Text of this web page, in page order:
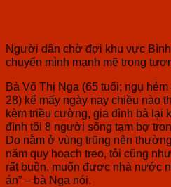
Người dân chờ đợi khu vực
chuyển mình mạnh mẽ trong
Bà Võ Thị Nga (65 tuổi; ngụ
28) kể mấy ngày nay chiều nào
kèm triều cường, gia đình bà lại
đình tôi 8 người sống tạm bợ
Do nằm ở vùng trũng nên
năm quy hoạch treo, tôi cũng
rất buồn, muốn được nhà nước
án” – bà Nga nói.